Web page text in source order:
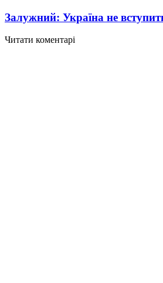
Залужний: Україна не
Читати коментарі